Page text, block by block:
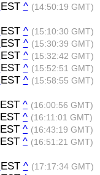
EST ^ (14:50:19 GMT)
EST ^ (15:10:30 GMT)
EST ^ (15:30:39 GMT)
EST ^ (15:32:42 GMT)
EST ^ (15:52:51 GMT)
EST ^ (15:58:55 GMT)
EST ^ (16:00:56 GMT)
EST ^ (16:11:01 GMT)
EST ^ (16:43:19 GMT)
EST ^ (16:51:21 GMT)
EST ^ (17:17:34 GMT)